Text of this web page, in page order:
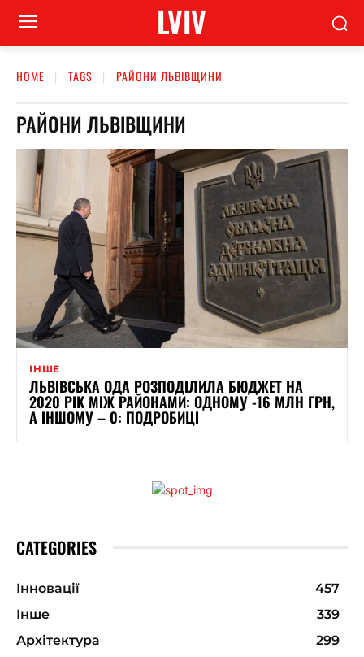
LVIV
HOME TAGS РАЙОНИ ЛЬВІВЩИНИ
РАЙОНИ ЛЬВІВЩИНИ
ІНШЕ
ЛЬВІВСЬКА ОДА РОЗПОДІЛИЛА БЮДЖЕТ НА
2020 РІК МІЖ РАЙОНАМИ: ОДНОМУ -16 МЛН ГРН,
А ІНШОМУ – 0: ПОДРОБИЦІ
CATEGORIES
Інновації
457
Інше
339
Архітектура
299